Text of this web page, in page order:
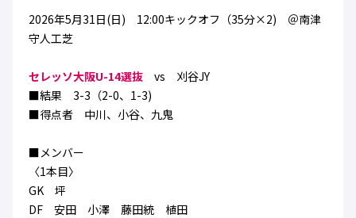
西U-15 和歌山U-15
ガールズU-15
U-18
西U-15 和歌山U-15
U-12
ガールズU-15
PLAYERS
選手
U-18 U-15
西U-15
U-12
ガールズU-15
セレクション
SELECTION
セレクション
アカデミー
セレクション
フィロソフィー
2026年5月31日(日) 12:00キックオフ（35分×2) ＠南津
守人工芝
セレッソ大阪U-14選抜 vs 刈谷JY
■結果 3-3（2-0、1-3)
■得点者 中川、小谷、九鬼
■メンバー
〈1本目〉
GK 坪
DF 安田 小澤 藤田統 植田